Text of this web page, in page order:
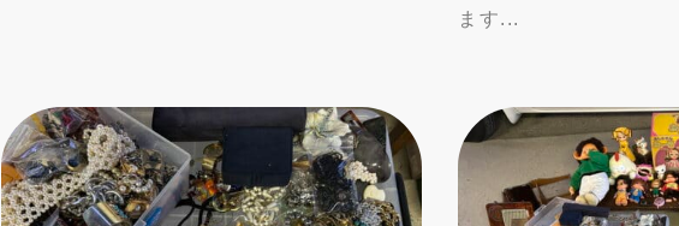
ます...